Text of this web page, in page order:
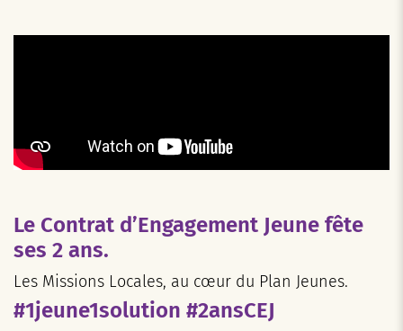
Le Contrat d’Engagement Jeune fête
ses 2 ans.
Les Missions Locales, au cœur du Plan Jeunes.
#1jeune1solution #2ansCEJ